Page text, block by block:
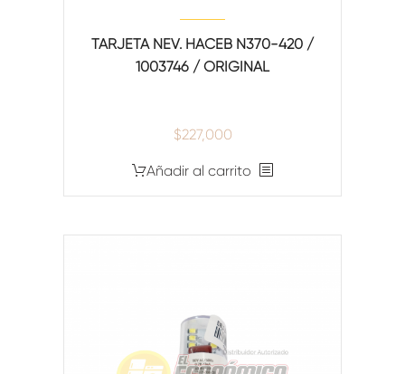
TARJETA NEV. HACEB N370-420 /
1003746 / ORIGINAL
$227,000
Añadir al carrito